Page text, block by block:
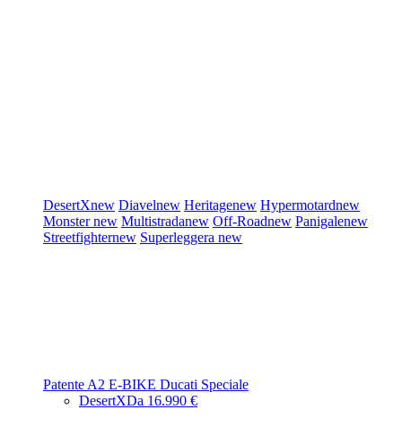
DesertXnew Diavelnew Heritagenew Hypermotardnew
Monsternew Multistradanew Off-Roadnew Panigalenew
Streetfighternew Superleggera new
Patente A2 E-BIKE Ducati Speciale
DesertXDa 16.990 €